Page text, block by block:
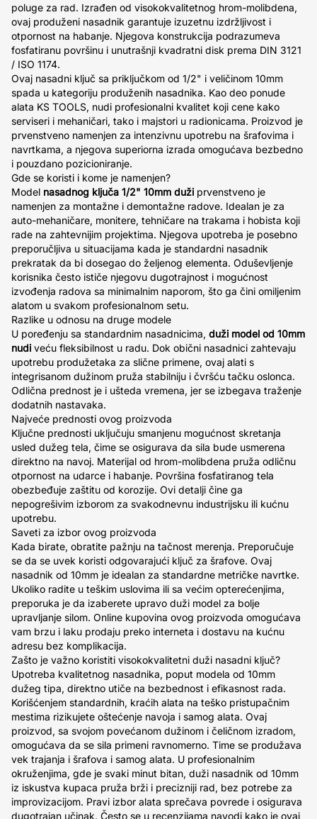
poluge za rad. Izrađen od visokokvalitetnog hrom-molibdena,
ovaj produženi nasadnik garantuje izuzetnu izdržljivost i
otpornost na habanje. Njegova konstrukcija podrazumeva
fosfatiranu površinu i unutrašnji kvadratni disk prema DIN 3121
/ ISO 1174.
Ovaj nasadni ključ sa priključkom od 1/2" i veličinom 10mm
spada u kategoriju produženih nasadnika. Kao deo ponude
alata KS TOOLS, nudi profesionalni kvalitet koji cene kako
serviseri i mehaničari, tako i majstori u radionicama. Proizvod je
prvenstveno namenjen za intenzivnu upotrebu na šrafovima i
navrtkama, a njegova superiorna izrada omogućava bezbedno
i pouzdano pozicioniranje.
Gde se koristi i kome je namenjen?
Model nasadnog ključa 1/2" 10mm duži prvenstveno je
namenjen za montažne i demontažne radove. Idealan je za
auto-mehaničare, monitere, tehničare na trakama i hobista koji
rade na zahtevnijim projektima. Njegova upotreba je posebno
preporučljiva u situacijama kada je standardni nasadnik
prekratak da bi dosegao do željenog elementa. Oduševljenje
korisnika često ističe njegovu dugotrajnost i mogućnost
izvođenja radova sa minimalnim naporom, što ga čini omiljenim
alatom u svakom profesionalnom setu.
Razlike u odnosu na druge modele
U poređenju sa standardnim nasadnicima, duži model od 10mm
nudi veću fleksibilnost u radu. Dok obični nasadnici zahtevaju
upotrebu produžetaka za slične primene, ovaj alati s
integrisanom dužinom pruža stabilniju i čvršću tačku oslonca.
Odlična prednost je i ušteda vremena, jer se izbegava traženje
dodatnih nastavaka.
Najveće prednosti ovog proizvoda
Ključne prednosti uključuju smanjenu mogućnost skretanja
usled dužeg tela, čime se osigurava da sila bude usmerena
direktno na navoj. Materijal od hrom-molibdena pruža odličnu
otpornost na udarce i habanje. Površina fosfatiranog tela
obezbeđuje zaštitu od korozije. Ovi detalji čine ga
nepogrešivim izborom za svakodnevnu industrijsku ili kućnu
upotrebu.
Saveti za izbor ovog proizvoda
Kada birate, obratite pažnju na tačnost merenja. Preporučuje
se da se uvek koristi odgovarajući ključ za šrafove. Ovaj
nasadnik od 10mm je idealan za standardne metričke navrtke.
Ukoliko radite u teškim uslovima ili sa većim opterećenjima,
preporuka je da izaberete upravo duži model za bolje
upravljanje silom. Online kupovina ovog proizvoda omogućava
vam brzu i laku prodaju preko interneta i dostavu na kućnu
adresu bez komplikacija.
Zašto je važno koristiti visokokvalitetni duži nasadni ključ?
Upotreba kvalitetnog nasadnika, poput modela od 10mm
dužeg tipa, direktno utiče na bezbednost i efikasnost rada.
Korišćenjem standardnih, kraćih alata na teško pristupačnim
mestima rizikujete oštećenje navoja i samog alata. Ovaj
proizvod, sa svojom povećanom dužinom i čeličnom izradom,
omogućava da se sila primeni ravnomerno. Time se produžava
vek trajanja i šrafova i samog alata. U profesionalnim
okruženjima, gde je svaki minut bitan, duži nasadnik od 10mm
iz iskustva kupaca pruža brži i precizniji rad, bez potrebe za
improvizacijom. Pravi izbor alata sprečava povrede i osigurava
dugotrajan učinak. Često se u recenzijama navodi kako je ovaj